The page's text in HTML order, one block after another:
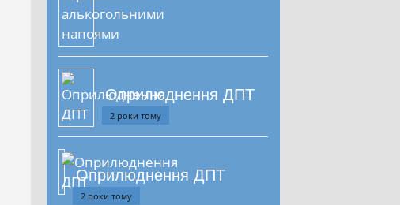
Оприлюднення ДПТ
2 роки тому
Оприлюднення ДПТ
2 роки тому